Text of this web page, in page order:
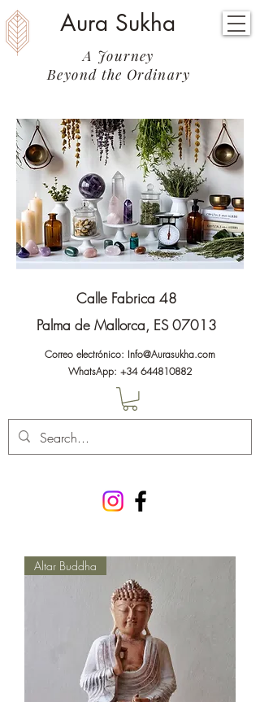
Aura Sukha
A Journey
Beyond the Ordinary
Calle Fabrica 48
Palma de Mallorca, ES 07013
Correo electrónico: Info@Aurasukha.com
WhatsApp: +34 644810882
Altar Buddha